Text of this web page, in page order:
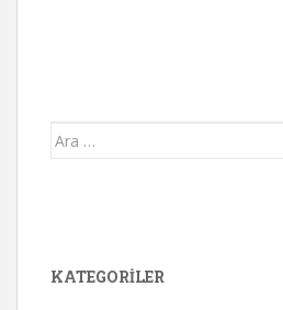
Arama
KATEGORİLER